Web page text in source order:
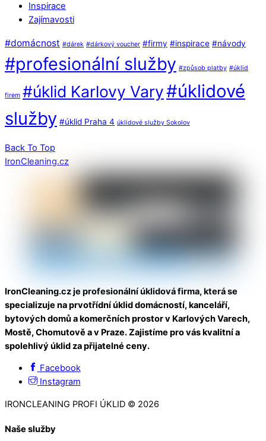
Inspirace
Zajímavosti
#domácnost #dárek #dárkový voucher #firmy #inspirace #návody
#profesionální služby #způsob platby #úklid
firem #úklid Karlovy Vary#úklidové
služby #úklid Praha 4 úklidové služby Sokolov
Back To Top
IronCleaning.cz
IronCleaning.cz je profesionální úklidová firma, která se
specializuje na prvotřídní úklid domácností, kanceláří,
bytových domů a komerčních prostor v Karlových Varech,
Mostě, Chomutově a v Praze. Zajistíme pro vás kvalitní a
spolehlivý úklid za přijatelné ceny.
Facebook
Instagram
IRONCLEANING PROFI ÚKLID © 2026
Naše služby